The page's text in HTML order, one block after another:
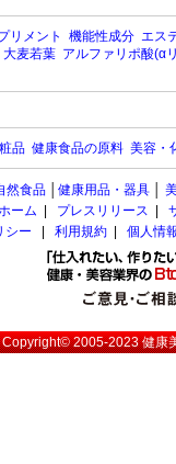
リメント 機能性成分 エス
大麦若葉 アルファリポ酸(α
品 健康食品の原料 美容・
然食品 健康用品・器具
ーム
プレスリリース
シー
利用規約 個人情
Copyright© 2005-2023健康